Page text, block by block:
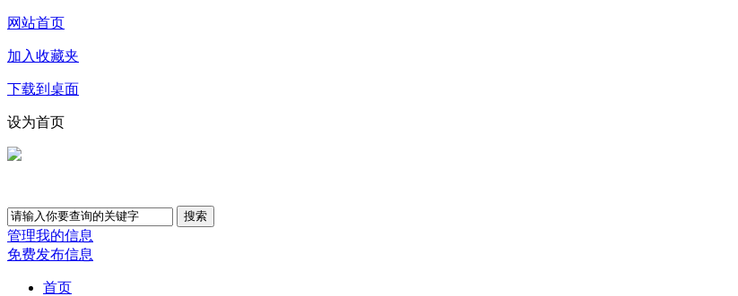
网站首页
加入收藏夹
下载到桌面
设为首页
管理我的信息
免费发布信息
首页